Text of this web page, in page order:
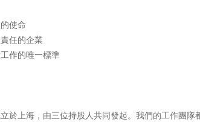
使命
任的企業
作的唯一標準
於上海，由三位持股人共同發起。我們的工作團隊